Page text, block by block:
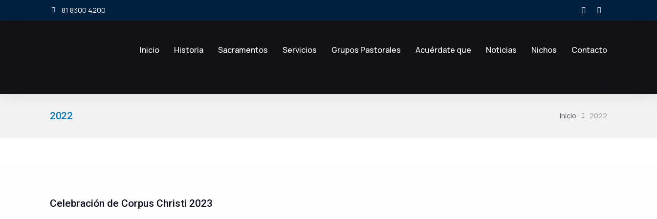
81 8300 4200
Inicio Historia Sacramentos Servicios Grupos Pastorales Acuérdate que Noticias Nichos Contacto
2022 Inicio 2022
Celebración de Corpus Christi 2023